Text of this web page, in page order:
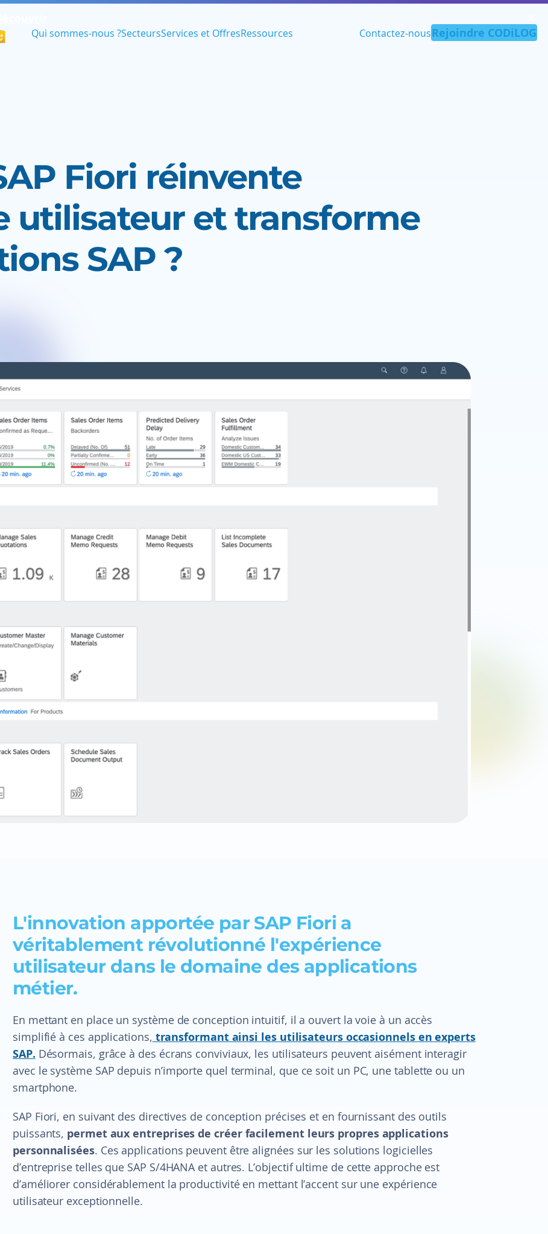
Qui sommes-nous ?SecteursServices et OffresRessources Contactez-nousRejoindre CODiLOG
Fiori réinvente
utilisateur et transforme
SAP ?
L'innovation apportée par SAP Fiori a
véritablement révolutionné l'expérience
utilisateur dans le domaine des applications
métier.
En mettant en place un système de conception intuitif, il a ouvert la voie à un accès
simplifié à ces applications, transformant ainsi les utilisateurs occasionnels en experts
SAP. Désormais, grâce à des écrans conviviaux, les utilisateurs peuvent aisément interagir
avec le système SAP depuis n’importe quel terminal, que ce soit un PC, une tablette ou un
smartphone.
SAP Fiori, en suivant des directives de conception précises et en fournissant des outils
puissants, permet aux entreprises de créer facilement leurs propres applications
personnalisées. Ces applications peuvent être alignées sur les solutions logicielles
d’entreprise telles que SAP S/4HANA et autres. L’objectif ultime de cette approche est
d’améliorer considérablement la productivité en mettant l’accent sur une expérience
utilisateur exceptionnelle.